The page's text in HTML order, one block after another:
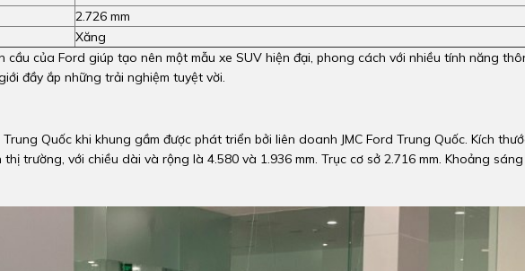
2.726 mm
Xăng
của Ford giúp tạo nên một mẫu xe SUV hiện đại, phong cách với nhiều tính năng
đầy ắp những trải nghiệm tuyệt vời.
Quốc khi khung gầm được phát triển bởi liên doanh JMC Ford Trung Quốc. Kích
trường, với chiều dài và rộng là 4.580 và 1.936 mm. Trục cơ sở 2.716 mm. Khoảng sáng